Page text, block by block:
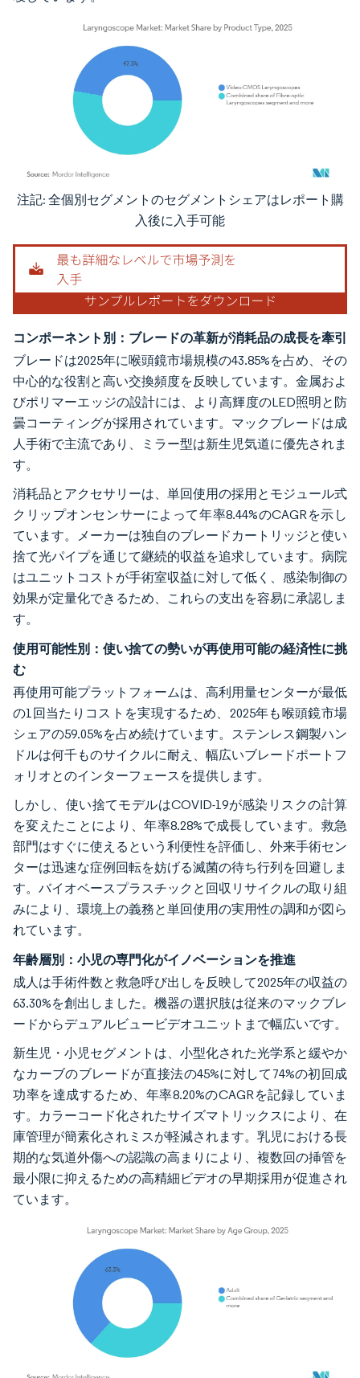
画像 © Mordor Intelligence。再利用にはCC BY 4.0の表示が必要です。
注記: 全個別セグメントのセグメントシェアはレポート購
入後に入手可能
コンポーネント別：ブレードの革新が消耗品の成長を牽引
ブレードは2025年に喉頭鏡市場規模の43.85%を占め、その
中心的な役割と高い交換頻度を反映しています。金属およ
びポリマーエッジの設計には、より高輝度のLED照明と防
曇コーティングが採用されています。マックブレードは成
人手術で主流であり、ミラー型は新生児気道に優先されま
す。
消耗品とアクセサリーは、単回使用の採用とモジュール式
クリップオンセンサーによって年率8.44%のCAGRを示し
ています。メーカーは独自のブレードカートリッジと使い
捨て光パイプを通じて継続的収益を追求しています。病院
はユニットコストが手術室収益に対して低く、感染制御の
効果が定量化できるため、これらの支出を容易に承認しま
す。
使用可能性別：使い捨ての勢いが再使用可能の経済性に挑
む
再使用可能プラットフォームは、高利用量センターが最低
の1回当たりコストを実現するため、2025年も喉頭鏡市場
シェアの59.05%を占め続けています。ステンレス鋼製ハン
ドルは何千ものサイクルに耐え、幅広いブレードポートフ
ォリオとのインターフェースを提供します。
しかし、使い捨てモデルはCOVID-19が感染リスクの計算
を変えたことにより、年率8.28%で成長しています。救急
部門はすぐに使えるという利便性を評価し、外来手術セン
ターは迅速な症例回転を妨げる滅菌の待ち行列を回避しま
す。バイオベースプラスチックと回収リサイクルの取り組
みにより、環境上の義務と単回使用の実用性の調和が図ら
れています。
年齢層別：小児の専門化がイノベーションを推進
成人は手術件数と救急呼び出しを反映して2025年の収益の
63.30%を創出しました。機器の選択肢は従来のマックブレ
ードからデュアルビュービデオユニットまで幅広いです。
新生児・小児セグメントは、小型化された光学系と緩やか
なカーブのブレードが直接法の45%に対して74%の初回成
功率を達成するため、年率8.20%のCAGRを記録していま
す。カラーコード化されたサイズマトリックスにより、在
庫管理が簡素化されミスが軽減されます。乳児における長
期的な気道外傷への認識の高まりにより、複数回の挿管を
最小限に抑えるための高精細ビデオの早期採用が促進され
ています。